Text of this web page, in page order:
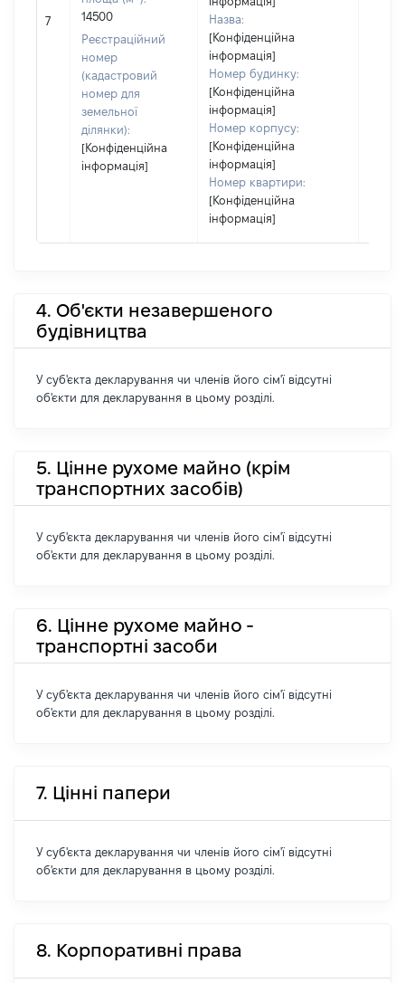
7
14500
Реєстраційний
номер
(кадастровий
номер для
земельної
ділянки):
[Конфіденційна
інформація]
Назва:
[Конфіденційна
інформація]
Номер будинку:
[Конфіденційна
інформація]
Номер корпусу:
[Конфіденційна
інформація]
Номер квартири:
[Конфіденційна
інформація]
4. Об'єкти незавершеного
будівництва
У суб'єкта декларування чи членів його сім'ї відсутні
об'єкти для декларування в цьому розділі.
5. Цінне рухоме майно (крім
транспортних засобів)
У суб'єкта декларування чи членів його сім'ї відсутні
об'єкти для декларування в цьому розділі.
6. Цінне рухоме майно -
транспортні засоби
У суб'єкта декларування чи членів його сім'ї відсутні
об'єкти для декларування в цьому розділі.
7. Цінні папери
У суб'єкта декларування чи членів його сім'ї відсутні
об'єкти для декларування в цьому розділі.
8. Корпоративні права